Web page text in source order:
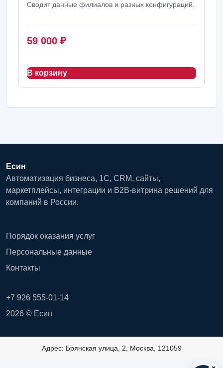
Сводит данные филиалов и разных конфигураций.
59 000 ₽
В корзину
Есин
Автоматизация бизнеса, 1С, CRM, сайты,
маркетплейсы, интеграции и B2B-витрина решений для
компаний в России.
Порядок оказания услуг
Персональные данные
Контакты
+7 926 555-01-14
2026 © Есин
Адрес: Брянская улица, 2, Москва, 121059